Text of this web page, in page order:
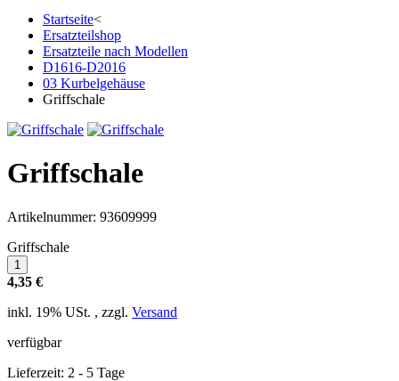
Startseite<
Ersatzteilshop
Ersatzteile nach Modellen
D1616-D2016
03 Kurbelgehäuse
Griffschale
Griffschale
Artikelnummer: 93609999
Griffschale
4,35 €
inkl. 19% USt. , zzgl. Versand
verfügbar
Lieferzeit: 2 - 5 Tage